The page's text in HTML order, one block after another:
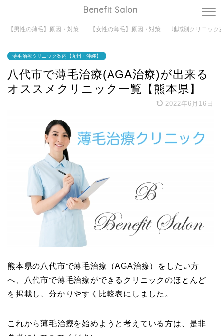
Benefit Salon
【男性の薄毛】原因・対策 【女性の薄毛】原因・対策 地域別クリニック
薄毛治療クリニック案内【九州・沖縄】
八代市で薄毛治療(AGA治療)が出来る
オススメクリニック一覧【熊本県】
2022年6月16日
熊本県の八代市で薄毛治療（AGA治療）をしたい方
へ、八代市で薄毛治療ができるクリニックのほとんど
を掲載し、分かりやすく比較表にしました。
これから薄毛治療を始めようと考えている方は、是非